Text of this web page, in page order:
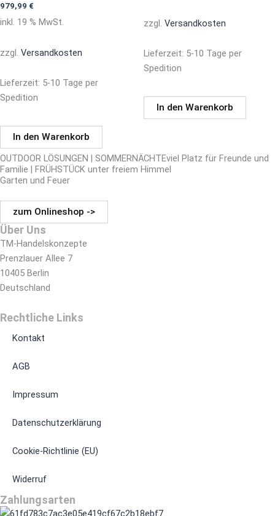
979,99 €
inkl. 19 % MwSt.
zzgl. Versandkosten
Lieferzeit: 5-10 Tage per
Spedition
In den Warenkorb
zzgl. Versandkosten
Lieferzeit: 5-10 Tage per
Spedition
In den Warenkorb
OUTDOOR LÖSUNGEN | SOMMERNÄCHTEviel Platz für Freunde und
Familie | FRÜHSTÜCK unter freiem Himmel
Garten und Feuer
zum Onlineshop ->
Über Uns
TM-Handelskonzepte
Prenzlauer Allee 7
10405 Berlin
Deutschland
Rechtliche Links
Kontakt
AGB
Impressum
Datenschutzerklärung
Cookie-Richtlinie (EU)
Widerruf
Zahlungsarten